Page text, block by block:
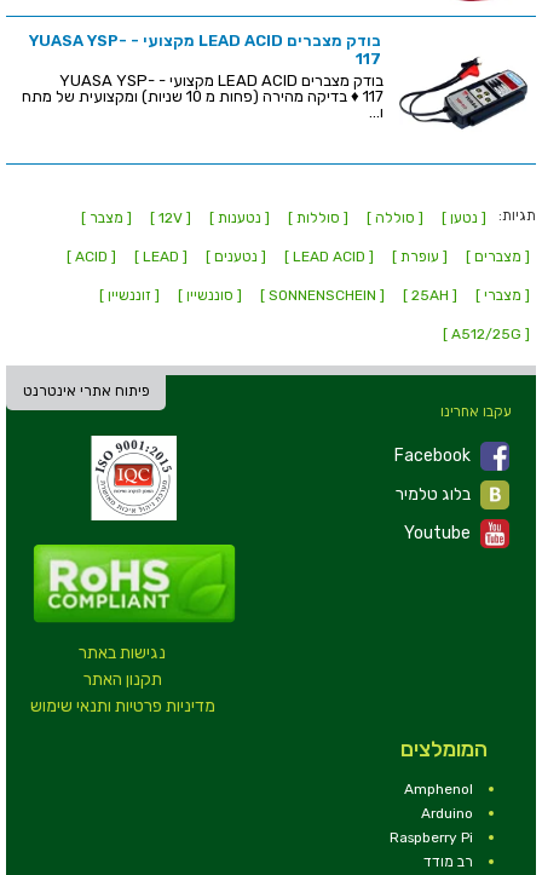
בודק מצברים LEAD ACID מקצועי - YUASA YSP-
117
בודק מצברים LEAD ACID מקצועי - YUASA YSP-
117 ♦ בדיקה מהירה (פחות מ 10 שניות) ומקצועית של מתח
ו...
תגיות: [ נטען ] [ סוללה ] [ סוללות ] [ נטענות ] [ 12V ] [ מצבר ]
[ מצברים ] [ עופרת ] [ LEAD ACID ] [ נטענים ] [ LEAD ]
[ ACID ]
[ מצברי ] [ 25AH ]
[ SONNENSCHEIN ] [ סוננשיין ] [ זוננשיין ]
[ A512/25G ]
פיתוח אתרי אינטרנט
נגישות באתר
תקנון האתר
מדיניות פרטיות ותנאי שימוש
עקבו אחרינו
Facebook
Youtube
המומלצים
Amphenol
Arduino
Raspberry Pi
רב מודד